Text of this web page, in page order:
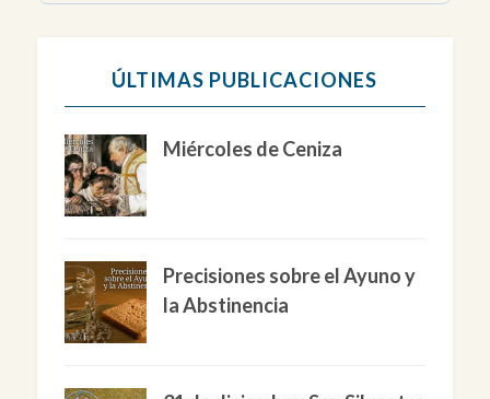
ÚLTIMAS PUBLICACIONES
Miércoles de Ceniza
Precisiones sobre el Ayuno y
la Abstinencia